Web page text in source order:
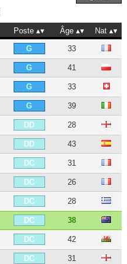
Poste Âge
Nat
G 33
G 41
G 33
G 39
DD 28
DD 43
DC 31
DC 26
DC 28
DC 38
DC 42
DC 31